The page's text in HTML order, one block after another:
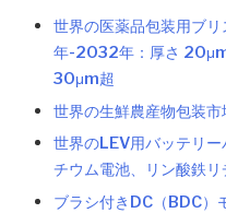
世界の医薬品包装用ブ
年-2032年：厚さ
30μm超
世界の生鮮農産物包装
世界のLEV用バッテリ
チウム電池、リン酸鉄
ブラシ付きDC（BDC）